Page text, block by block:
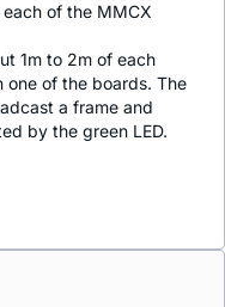
of the MMCX
1m to 2m of each
one of the boards. The
a frame and
by the green LED.